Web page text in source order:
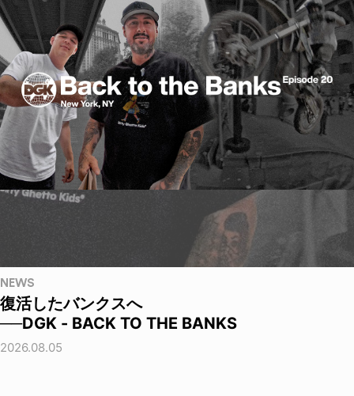
NEWS
復活したバンクスへ
──DGK - BACK TO THE BANKS
2026.08.05